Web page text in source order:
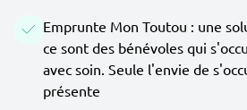
Emprunte Mon Toutou : une
ce sont des bénévoles qui
avec soin. Seule l'envie de
présente